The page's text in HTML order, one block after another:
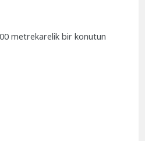
metrekarelik bir konutun